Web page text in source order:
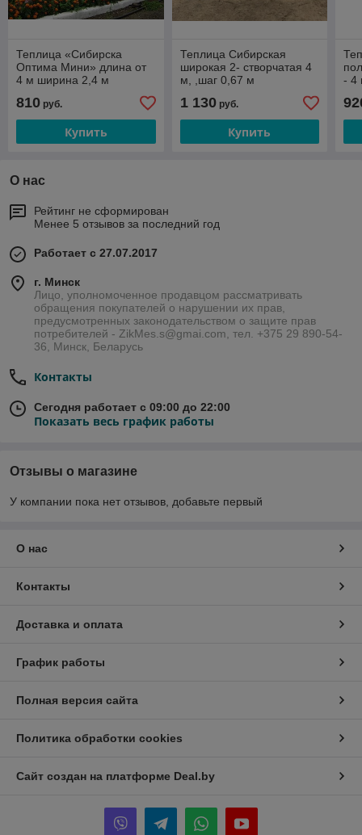
Теплица «Сибирска
Оптима Мини» длина от
4 м ширина 2,4 м
810 руб.
Купить
Теплица Сибирская
широкая 2- створчатая 4
м, ,шаг 0,67 м
1 130руб.
Купить
- 4
О нас
Рейтинг не сформирован
Менее 5 отзывов за последний год
Работает с 27.07.2017
г. Минск
Лицо, уполномоченное продавцом рассматривать
обращения покупателей о нарушении их прав,
предусмотренных законодательством о защите прав
потребителей - ZikMes.s@gmai.com, тел. +375 29 890-54-
36, Минск, Беларусь
Контакты
Сегодня работает с 09:00 до 22:00
Показать весь график работы
Отзывы о магазине
У компании пока нет отзывов, добавьте первый
О нас
Контакты
Доставка и оплата
График работы
Полная версия сайта
Политика обработки cookies
Сайт создан на платформе Deal.by